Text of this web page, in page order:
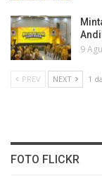
9
PREV NEXT 1
FOTO FLICKR